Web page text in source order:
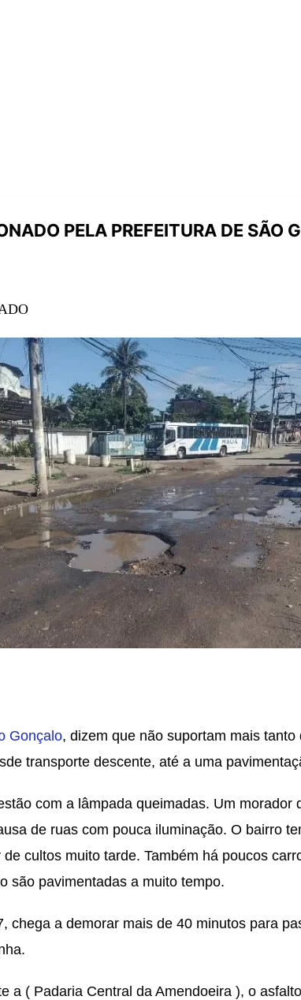
PELA PREFEITURA DE SÃO
Gonçalo, dizem que não suportam mais
transporte descente, até a uma
com a lâmpada queimadas. Um morador
de ruas com pouca iluminação. O bairro
cultos muito tarde. Também há poucos
são pavimentadas a muito tempo.
chega a demorar mais de 40 minutos para
a ( Padaria Central da Amendoeira ), o